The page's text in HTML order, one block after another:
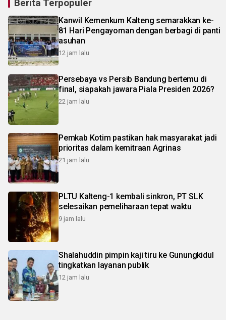
Berita Terpopuler
Kanwil Kemenkum Kalteng semarakkan ke-
81 Hari Pengayoman dengan berbagi di panti
asuhan
12 jam lalu
Persebaya vs Persib Bandung bertemu di
final, siapakah jawara Piala Presiden 2026?
22 jam lalu
Pemkab Kotim pastikan hak masyarakat jadi
prioritas dalam kemitraan Agrinas
21 jam lalu
PLTU Kalteng-1 kembali sinkron, PT SLK
selesaikan pemeliharaan tepat waktu
9 jam lalu
Shalahuddin pimpin kaji tiru ke Gunungkidul
tingkatkan layanan publik
12 jam lalu